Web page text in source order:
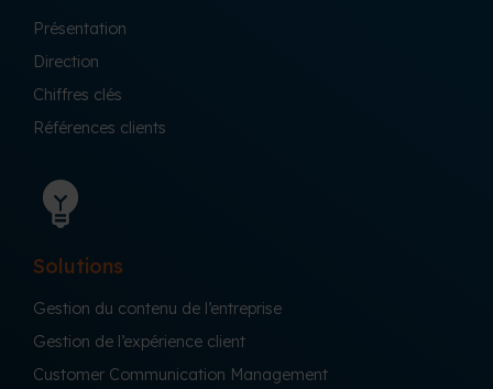
Présentation
Direction
Chiffres clés
Références clients
Solutions
Gestion du contenu de l’entreprise
Gestion de l’expérience client
Customer Communication Management